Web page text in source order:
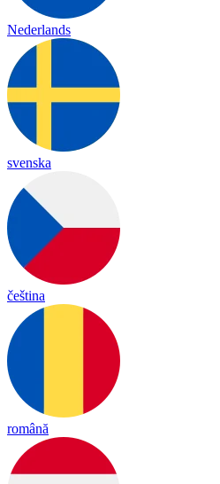
Nederlands
svenska
čeština
română